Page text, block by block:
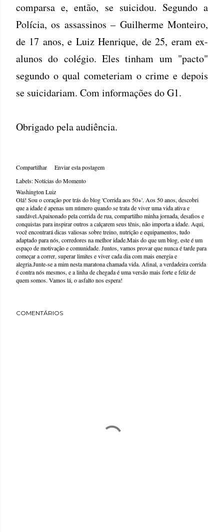
comparsa e, então, se suicidou. Segundo a
Polícia, os assassinos – Guilherme Monteiro,
de 17 anos, e Luiz Henrique, de 25, eram ex-
alunos do colégio. Eles tinham um "pacto"
segundo o qual cometeriam o crime e depois
se suicidariam. Com informações do G1.
Obrigado pela audiência.
Compartilhar
Enviar esta postagem
Labels:Notícias do Momento
Washington Luiz
Olá! Sou o coração por trás do blog 'Corrida aos 50+'. Aos 50 anos, descobri
que a idade é apenas um número quando se trata de viver uma vida ativa e
saudável.Apaixonado pela corrida de rua, compartilho minha jornada, desafios e
conquistas para inspirar outros a calçarem seus tênis, não importa a idade. Aqui,
você encontrará dicas valiosas sobre treino, nutrição e equipamentos, tudo
adaptado para nós, corredores na melhor idade.Mais do que um blog, este é um
espaço de motivação e comunidade. Juntos, vamos provar que nunca é tarde para
começar a correr, superar limites e viver cada dia com mais energia e
alegria.Junte-se a mim nesta maratona chamada vida. Afinal, a verdadeira corrida
é contra nós mesmos, e a linha de chegada é uma versão mais forte e feliz de
quem somos. Vamos lá, o asfalto nos espera!
COMENTÁRIOS